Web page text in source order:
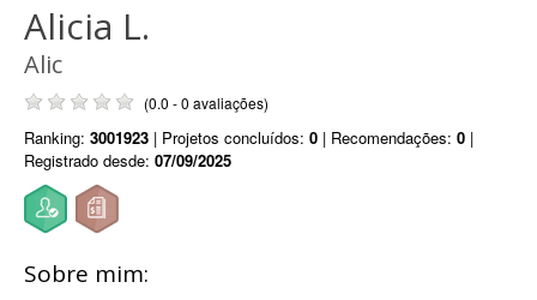
Alicia L.
Alic
(0.0 - 0 avaliações)
Ranking: 3001923 | Projetos concluídos: 0 | Recomendações: 0 |
Registrado desde: 07/09/2025
Sobre mim: